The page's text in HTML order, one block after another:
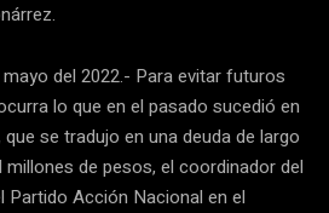
mayo del 2022.- Para evitar futuros
lo que en el pasado sucedió en
se tradujo en una deuda de largo
de pesos, el coordinador del
Partido Acción Nacional en el